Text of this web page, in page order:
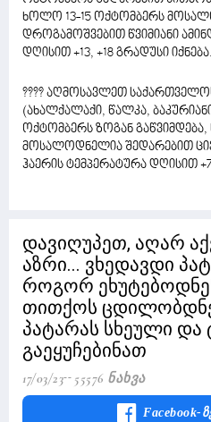
ხოლო 13-15 ოქტომბერს
დროგამოშვებით წვიმიანი
დღისით +13, +18 გრადუსი იქნება.
???? აღმოსავლეთ
(ახალქალაქი, წალკა,
ოქტომბერს ზოგან
მოსალოდნელია შედარებით
ჰაერის ტემპერატურა დღისით
დავიღუპეთ, აღარ
აზრი... ვხედავდი
როგორ
თითქოს
პატარას სხეული და
გაეყუჩებინათ
17/03/23 55576 Ნახვა
Facebook-